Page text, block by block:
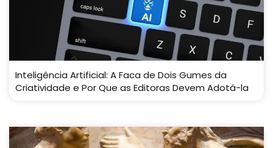
Inteligência Artificial: A Faca de Dois Gumes da
Criatividade e Por Que as Editoras Devem Adotá-la